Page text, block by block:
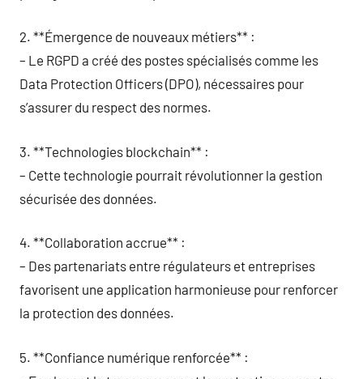
2. **Émergence de nouveaux métiers** :
– Le RGPD a créé des postes spécialisés comme les
Data Protection Officers (DPO), nécessaires pour
s’assurer du respect des normes.
3. **Technologies blockchain** :
– Cette technologie pourrait révolutionner la gestion
sécurisée des données.
4. **Collaboration accrue** :
– Des partenariats entre régulateurs et entreprises
favorisent une application harmonieuse pour renforcer
la protection des données.
5. **Confiance numérique renforcée** :